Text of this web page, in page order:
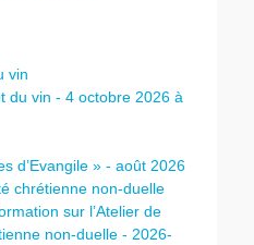
vin
du vin - 4 octobre 2026 à
d’Evangile » - août 2026
chrétienne non-duelle
sur l’Atelier de
non-duelle - 2026-